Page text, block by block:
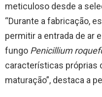
meticuloso desde a
“Durante a fabricação,
permitir a entrada de ar
fungo Penicillium
características próprias
maturação”, destaca a